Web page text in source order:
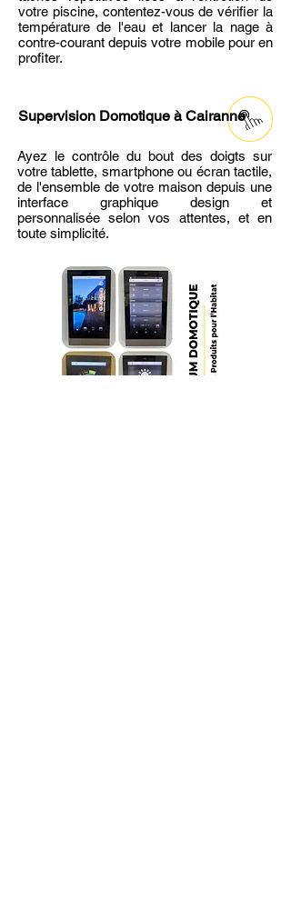
votre piscine, contentez-vous de vérifier la
température de l'eau et lancer la nage à
contre-courant depuis votre mobile pour en
profiter.
Supervision Domotique à Cairanne
Ayez le contrôle du bout des doigts sur
votre tablette, smartphone ou écran tactile,
de l'ensemble de votre maison depuis une
interface graphique design et
personnalisée selon vos attentes, et en
toute simplicité.